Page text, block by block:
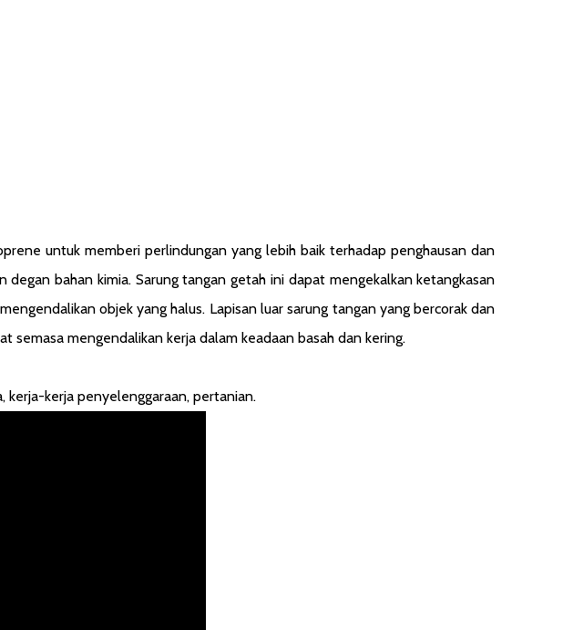
untuk memberi perlindungan yang lebih baik terhadap penghausan dan
degan bahan kimia. Sarung tangan getah ini dapat mengekalkan ketangkasan
objek yang halus. Lapisan luar sarung tangan yang bercorak dan
semasa mengendalikan kerja dalam keadaan basah dan kering.
kerja-kerja penyelenggaraan, pertanian.